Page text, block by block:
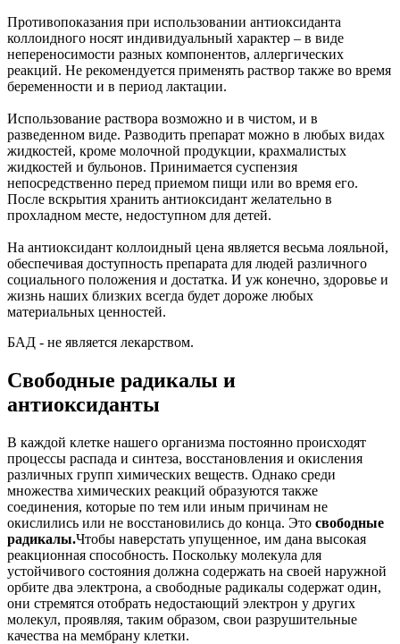
Противопоказания при использовании антиоксиданта
коллоидного носят индивидуальный характер – в виде
непереносимости разных компонентов, аллергических
реакций. Не рекомендуется применять раствор также во время
беременности и в период лактации.
Использование раствора возможно и в чистом, и в
разведенном виде. Разводить препарат можно в любых видах
жидкостей, кроме молочной продукции, крахмалистых
жидкостей и бульонов. Принимается суспензия
непосредственно перед приемом пищи или во время его.
После вскрытия хранить антиоксидант желательно в
прохладном месте, недоступном для детей.
На антиоксидант коллоидный цена является весьма лояльной,
обеспечивая доступность препарата для людей различного
социального положения и достатка. И уж конечно, здоровье и
жизнь наших близких всегда будет дороже любых
материальных ценностей.
БАД - не является лекарством.
Свободные радикалы и
антиоксиданты
В каждой клетке нашего организма постоянно происходят
процессы распада и синтеза, восстановления и окисления
различных групп химических веществ. Однако среди
множества химических реакций образуются также
соединения, которые по тем или иным причинам не
окислились или не восстановились до конца. Это свободные
радикалы.Чтобы наверстать упущенное, им дана высокая
реакционная способность. Поскольку молекула для
устойчивого состояния должна содержать на своей наружной
орбите два электрона, а свободные радикалы содержат один,
они стремятся отобрать недостающий электрон у других
молекул, проявляя, таким образом, свои разрушительные
качества на мембрану клетки.